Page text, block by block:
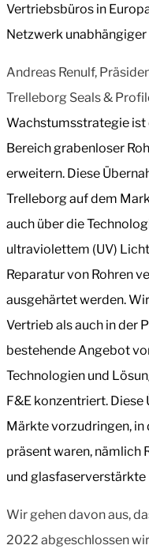
Vertriebsbüros in
Netzwerk
Andreas Renulf,
Trelleborg Seals &
Wachstumsstrategie ist
Bereich grabenloser
erweitern. Diese
Trelleborg auf dem
auch über die
ultraviolettem (UV)
Reparatur von Rohren
ausgehärtet werden.
Vertrieb als auch in der
bestehende Angebot
Technologien und
F&E konzentriert. Diese
Märkte vorzudringen, in
präsent waren, nämlich
und glasfaserverstärkte
Wir gehen davon aus,
2022 abgeschlossen